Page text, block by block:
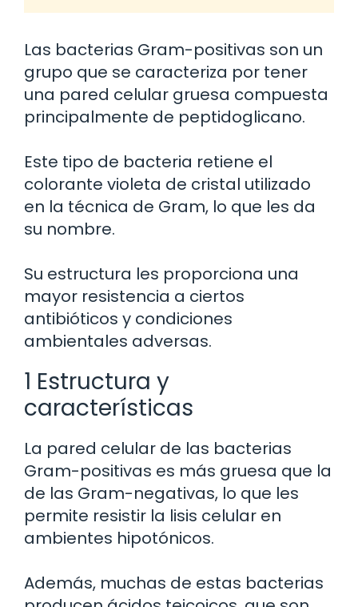
Las bacterias Gram-positivas son un
grupo que se caracteriza por tener
una pared celular gruesa compuesta
principalmente de peptidoglicano.
Este tipo de bacteria retiene el
colorante violeta de cristal utilizado
en la técnica de Gram, lo que les da
su nombre.
Su estructura les proporciona una
mayor resistencia a ciertos
antibióticos y condiciones
ambientales adversas.
1 Estructura y
características
La pared celular de las bacterias
Gram-positivas es más gruesa que la
de las Gram-negativas, lo que les
permite resistir la lisis celular en
ambientes hipotónicos.
Además, muchas de estas bacterias